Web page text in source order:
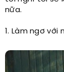
nữa.
1. Làm ngơ